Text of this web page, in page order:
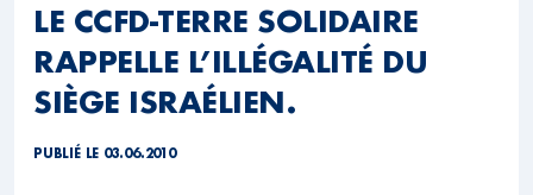
LE CCFD-TERRE SOLIDAIRE
RAPPELLE L’ILLÉGALITÉ DU
SIÈGE ISRAÉLIEN.
PUBLIÉ LE 03.06.2010